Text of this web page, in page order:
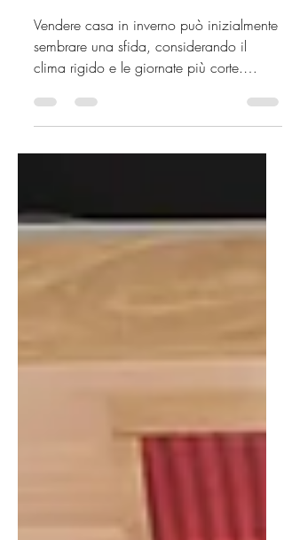
preparare la casa alla
vendita
sembrare una sfida, considerando il
clima rigido e le giornate più corte.
Tuttavia, con una...